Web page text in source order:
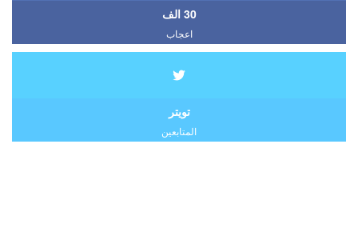
30 الف
اعجاب
تويتر
المتابعين